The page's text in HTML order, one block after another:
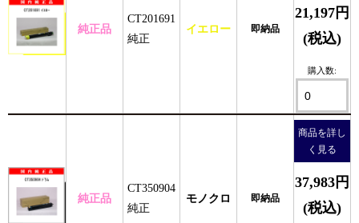
純正品
CT201691
純正
イエロー 即納品
21,197円
(税込)
購入数:
純正品
CT350904
純正
モノクロ 即納品
商品を詳し
く見る
37,983円
(税込)